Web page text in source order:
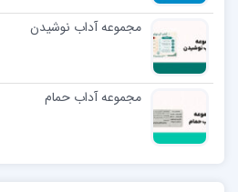
مجموعه آداب نوشیدن
مجموعه آداب حمام